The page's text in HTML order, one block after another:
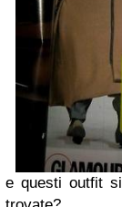
e questi outfit